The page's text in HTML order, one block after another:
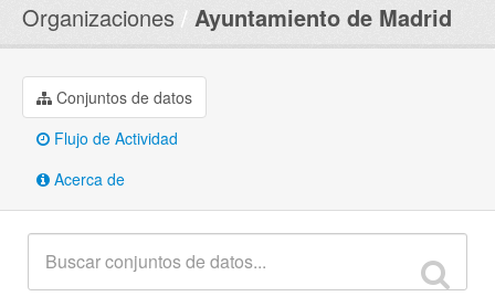
Organizaciones Ayuntamiento de Madrid
Conjuntos de datos
Flujo de Actividad
Acerca de